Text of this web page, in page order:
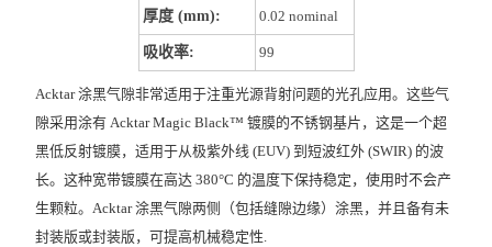
厚度 (mm): 0.02 nominal
吸收率: 99
Acktar涂黑气隙非常适用于注重光源背射问题的光孔应用。这些气
隙采用涂有AcktarMagic Black™ 镀膜的不锈钢基片，这是一个超
黑低反射镀膜，适用于从极紫外线 (EUV) 到短波红外 (SWIR) 的波
长。这种宽带镀膜在高达 380°C 的温度下保持稳定，使用时不会产
生颗粒。Acktar涂黑气隙两侧（包括缝隙边缘）涂黑，并且备有未
封装版或封装版，可提高机械稳定性.